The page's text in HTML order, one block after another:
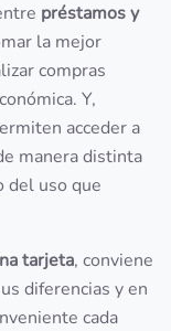
préstamos y
la mejor
compras
Y,
acceder a
manera distinta
del uso que
tarjeta, conviene
diferencias y en
cada